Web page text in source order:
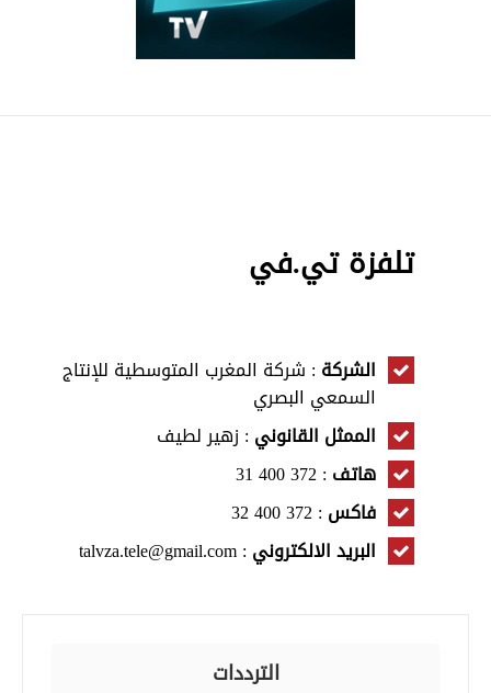
تلفزة تي.في
الشركة : شركة المغرب المتوسطية للإنتاج
السمعي البصري
الممثل القانوني : زهير لطيف
هاتف : 372 400 31
فاكس : 372 400 32
البريد الالكتروني : talvza.tele@gmail.com
الترددات